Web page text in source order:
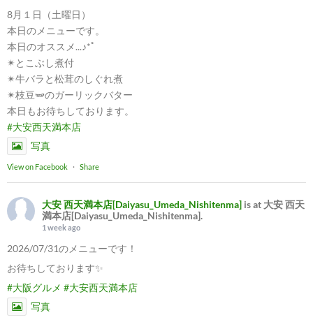
8月１日（土曜日）
本日のメニューです。
本日のオススメ...♪*ﾟ
✴︎とこぶし煮付
✴︎牛バラと松茸のしぐれ煮
✴︎枝豆🫛のガーリックバター
本日もお待ちしております。
#大安西天満本店
写真
View on Facebook · Share
大安 西天満本店[Daiyasu_Umeda_Nishitenma] is at 大安 西天
満本店[Daiyasu_Umeda_Nishitenma].
1 week ago
2026/07/31のメニューです！
お待ちしております✨
#大阪グルメ #大安西天満本店
写真